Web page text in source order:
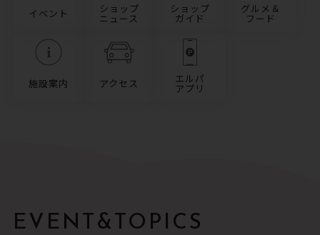
イベント ショップ
ニュース
ショップ
ガイド
グルメ＆
フード
施設案内 アクセス エルパ
アプリ
EVENT&TOPICS